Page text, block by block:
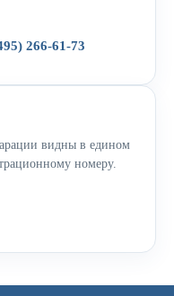
266-61-73
видны в едином
номеру.